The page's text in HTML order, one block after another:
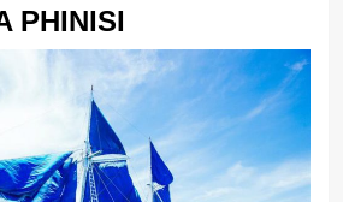
PHINISI